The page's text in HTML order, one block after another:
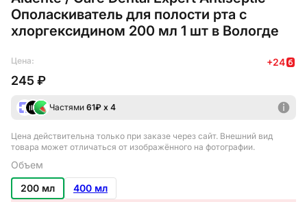
Ополаскиватель для полости рта c
хлоргексидином 200 мл 1 шт в Вологде
Цена: +24
245 ₽
Частями 61₽ х 4
Цена действительна только при заказе через сайт. Внешний вид
товара может отличаться от изображённого на фотографии.
Объем
200 мл
400 мл